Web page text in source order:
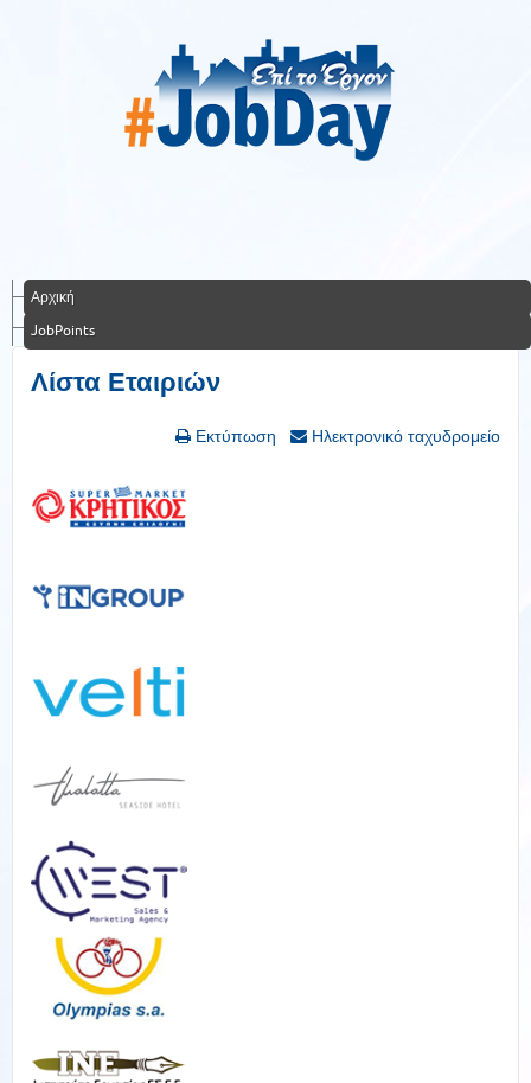
Αρχική
JobPoints
Λίστα Εταιριών
Εκτύπωση Ηλεκτρονικό ταχυδρομείο